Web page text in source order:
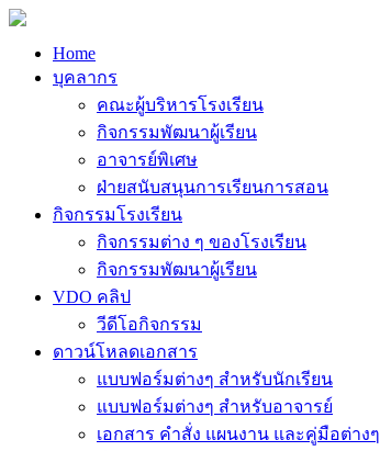
Home
บุคลากร
คณะผู้บริหารโรงเรียน
กิจกรรมพัฒนาผู้เรียน
อาจารย์พิเศษ
ฝ่ายสนับสนุนการเรียนการสอน
กิจกรรมโรงเรียน
กิจกรรมต่าง ๆ ของโรงเรียน
กิจกรรมพัฒนาผู้เรียน
VDO คลิป
วีดีโอกิจกรรม
ดาวน์โหลดเอกสาร
แบบฟอร์มต่างๆ สำหรับนักเรียน
แบบฟอร์มต่างๆ สำหรับอาจารย์
เอกสาร คำสั่ง แผนงาน และคู่มือต่างๆ